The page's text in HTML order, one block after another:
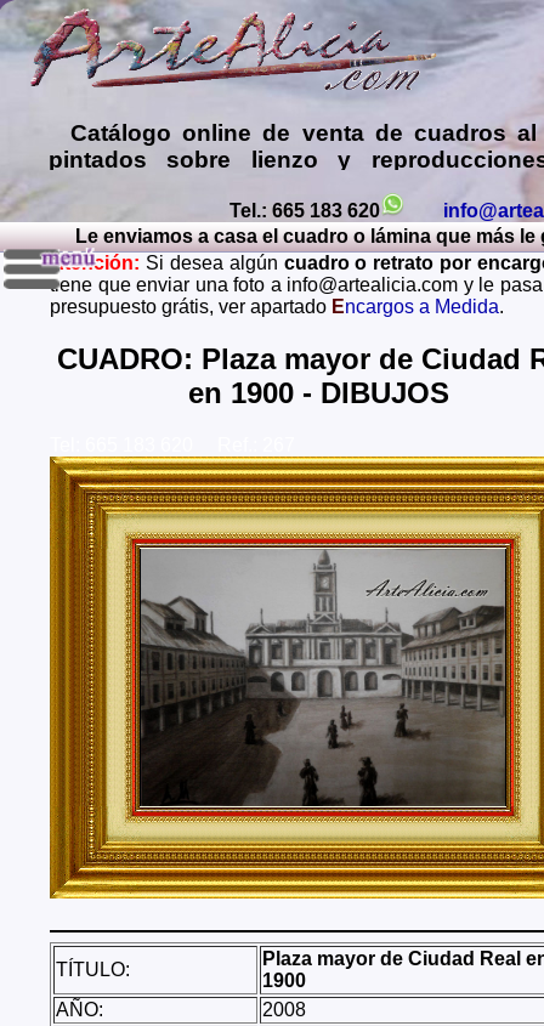
Catálogo online de venta de cuadros al
pintados sobre lienzo y
láminas de mis propias pinturas y
comprar cuadrosde muy diversos
Encargarcopias de pinturas de
famosos ,retratos de personas o
óleo, pastel, carboncillo… o
paisajes mendiante envío de fotos
grátis y sin compromiso)
Envios a toda España: Alava, Albacete, Alicante,
Cordoba, La Coruña, Cuenca, Gerona, Granada,
Guipuzcoa, Huelva, Huesca, Jaen, La Rioja, Leon,
Lugo, Madrid, Malaga, Melilla, Murcia, Navarra,
Palencia, Las Palmas, Pontevedra, Salamanca, Santa
Tenerife, Segovia, Sevilla, Soria, Tarragona, Teruel,
Valencia, Valladolid, Vizcaya, Zamora, Zaragoza.
También realizo envíos de mis cuadros o pinturas
lugares del mundo como pueden ser Estados Unidos,
Alemania, Gran Bretaña, Francia, Argentina, Italia...
Tel.: 665 183 620
Le enviamos a casa el cuadro o lámina que más le
Atención: Si desea algún cuadro o retrato por
tiene que enviar una foto a info@artealicia.com y le
presupuesto grátis, ver apartado Encargos a Medida.
CUADRO: Plaza mayor de Ciudad
en 1900 - DIBUJOS
TÍTULO:
Plaza mayor de Ciudad Real
1900
AÑO:
2008